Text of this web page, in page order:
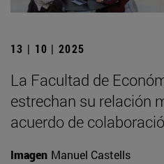
13 | 10 | 2025
La Facultad de
estrechan su relación
acuerdo de
Imagen Manuel Castells